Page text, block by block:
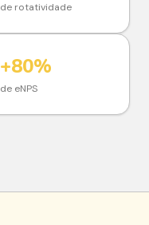
de rotatividade
+80%
de eNPS